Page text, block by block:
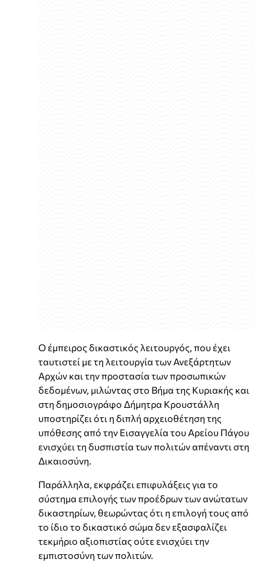
Ο έμπειρος δικαστικός λειτουργός, που έχει
ταυτιστεί με τη λειτουργία των Ανεξάρτητων
Αρχών και την προστασία των προσωπικών
δεδομένων, μιλώντας στο Βήμα της Κυριακής και
στη δημοσιογράφο Δήμητρα Κρουστάλλη
υποστηρίζει ότι η διπλή αρχειοθέτηση της
υπόθεσης από την Εισαγγελία του Αρείου Πάγου
ενισχύει τη δυσπιστία των πολιτών απέναντι στη
Δικαιοσύνη.
Παράλληλα, εκφράζει επιφυλάξεις για το
σύστημα επιλογής των προέδρων των ανώτατων
δικαστηρίων, θεωρώντας ότι η επιλογή τους από
το ίδιο το δικαστικό σώμα δεν εξασφαλίζει
τεκμήριο αξιοπιστίας ούτε ενισχύει την
εμπιστοσύνη των πολιτών.